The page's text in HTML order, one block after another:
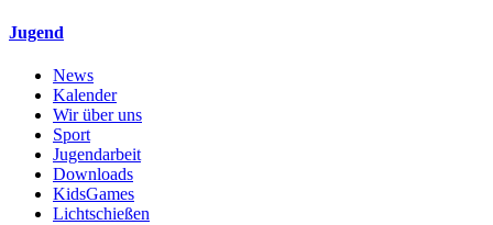
Jugend
News
Kalender
Wir über uns
Sport
Jugendarbeit
Downloads
KidsGames
Lichtschießen